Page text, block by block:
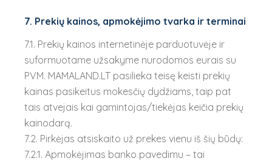
7. Prekių kainos, apmokėjimo tvarka ir terminai
7.1. Prekių kainos internetinėje parduotuvėje ir
suformuotame užsakyme nurodomos eurais su
PVM. MAMALAND.LT pasilieka teisę keisti prekių
kainas pasikeitus mokesčių dydžiams, taip pat
tais atvejais kai gamintojas/tiekėjas keičia prekių
kainodarą.
7.2. Pirkėjas atsiskaito už prekes vienu iš šių būdų:
7.2.1. Apmokėjimas banko pavedimu – tai